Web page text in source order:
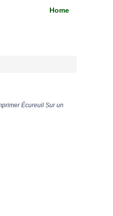
Home
Écureuil Sur un